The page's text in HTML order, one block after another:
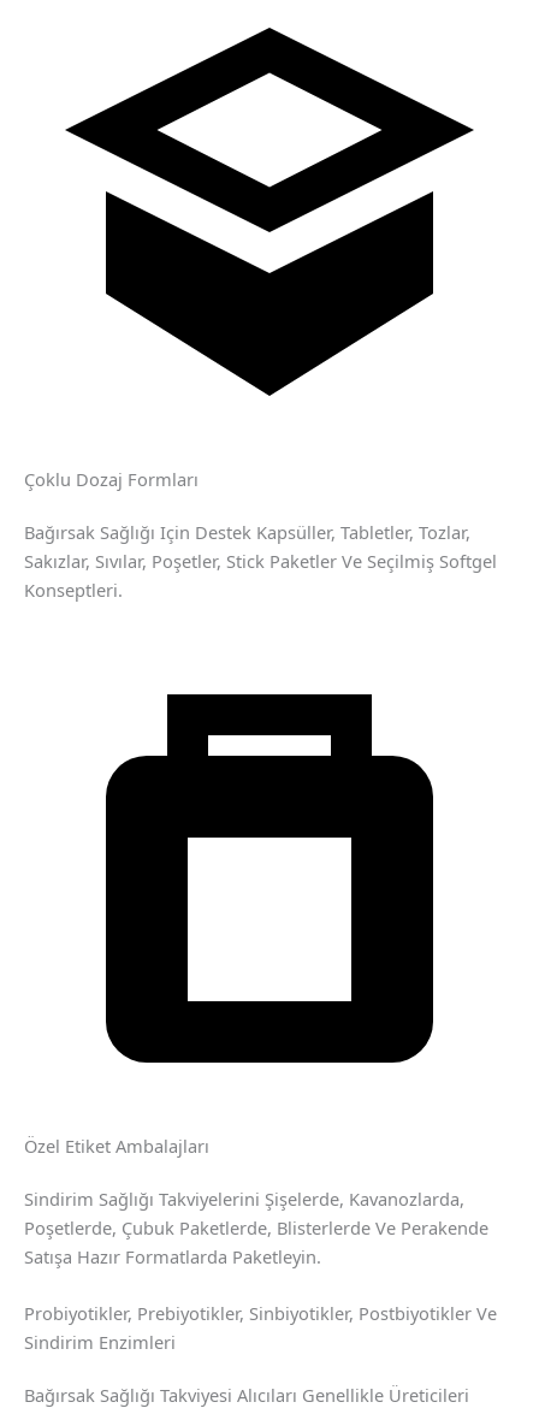
Çoklu Dozaj Formları
Bağırsak Sağlığı Için Destek Kapsüller, Tabletler, Tozlar,
Sakızlar, Sıvılar, Poşetler, Stick Paketler Ve Seçilmiş Softgel
Konseptleri.
Özel Etiket Ambalajları
Sindirim Sağlığı Takviyelerini Şişelerde, Kavanozlarda,
Poşetlerde, Çubuk Paketlerde, Blisterlerde Ve Perakende
Satışa Hazır Formatlarda Paketleyin.
Probiyotikler, Prebiyotikler, Sinbiyotikler, Postbiyotikler Ve
Sindirim Enzimleri
Bağırsak Sağlığı Takviyesi Alıcıları Genellikle Üreticileri